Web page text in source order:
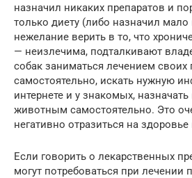
назначил никаких препаратов и
только диету (либо назначил мало
нежелание верить в то, что
— неизлечима, подталкивают
собак заниматься лечением своих
самостоятельно, искать нужную
интернете и у знакомых,
животным самостоятельно. Это
негативно отразиться на
Если говорить о лекарственных
могут потребоваться при лечении